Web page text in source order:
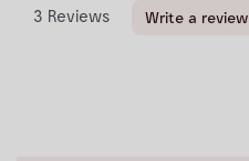
3 Reviews Write a review